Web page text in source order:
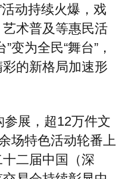
活动持续火爆，戏
术普及等惠民活
变为全民“舞台”，
的新格局加速形
参展，超12万件文
场特色活动轮番上
二届中国（深